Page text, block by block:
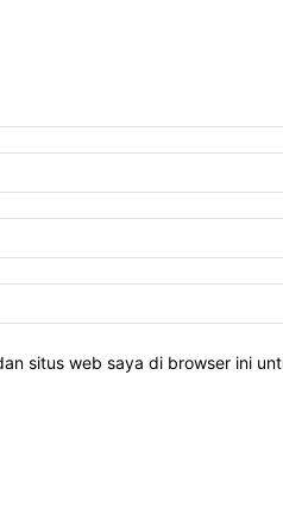
situs web saya di browser ini